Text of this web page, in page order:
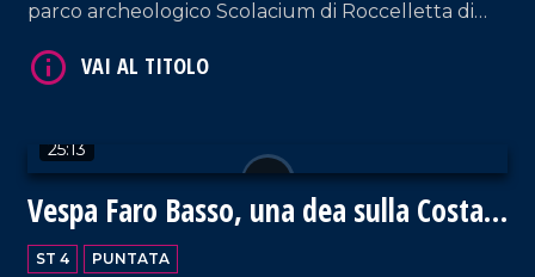
parco archeologico Scolacium di Roccelletta di
25:13
Vespa Faro Basso, una dea sulla Costa
degli Dei
ST 4 PUNTATA
VAI AL TITOLO